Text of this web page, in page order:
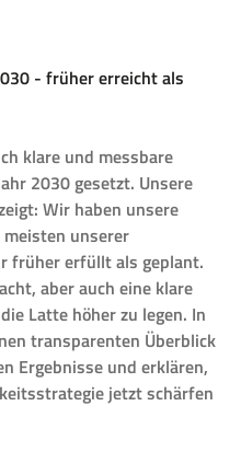
- früher erreicht als
klare und messbare
2030 gesetzt. Unsere
Wir haben unsere
unserer
früher erfüllt als geplant.
aber auch eine klare
Latte höher zu legen. In
transparenten Überblick
Ergebnisse und erklären,
jetzt schärfen